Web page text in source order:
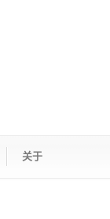
关于